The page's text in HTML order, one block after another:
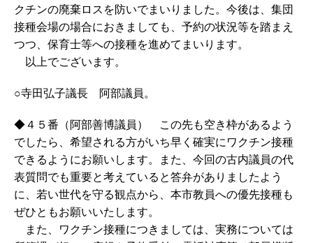
クチンの廃棄ロスを防いでまいりました。今後は、集団
接種会場の場合におきましても、予約の状況等を踏まえ
つつ、保育士等への接種を進めてまいります。
以上でございます。
○寺田弘子議長 阿部議員。
◆４５番（阿部善博議員） この先も空き枠があるよう
でしたら、希望される方がいち早く確実にワクチン接種
できるようにお願いします。また、今回の古内議員の代
表質問でも重要と考えていると答弁がありましたよう
に、若い世代を守る観点から、本市教員への優先接種も
ぜひともお願いいたします。
また、ワクチン接種につきましては、実務については